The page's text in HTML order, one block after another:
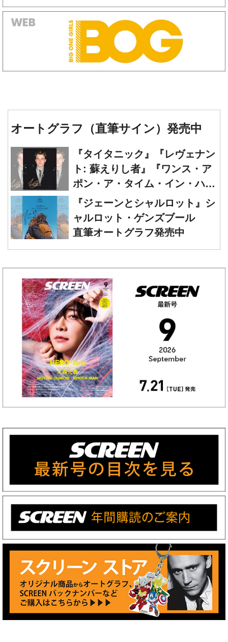
オートグラフ（直筆サイン）発売中
『タイタニック』『レヴェナン
ト: 蘇えりし者』『ワンス・ア
ポン・ア・タイム・イン・ハリ
ウッド』レオナルド・ディカプ
リオ 直筆オートグラフ発売中
『ジェーンとシャルロット』シ
ャルロット・ゲンズブール
直筆オートグラフ発売中